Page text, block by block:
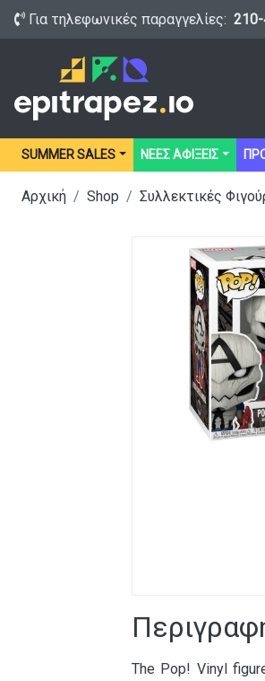
Για τηλεφωνικές παραγγελίες:
SUMMER SALES ΝΕΕΣ ΑΦΙΞΕΙΣ
Αρχική Shop Συλλεκτικές
The Pop! Vinyl